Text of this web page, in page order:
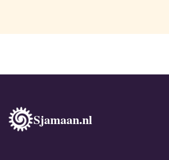
Sjamaan.nl